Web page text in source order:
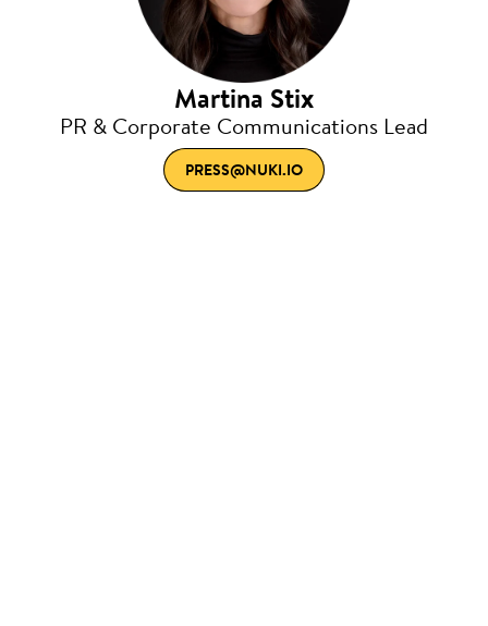
Martina Stix
PR & Corporate Communications Lead
PRESS@NUKI.IO